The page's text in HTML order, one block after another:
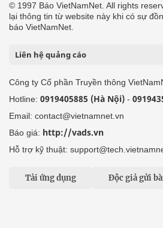
© 1997 Báo VietNamNet. All rights
lại thông tin từ website này khi có sự
báo VietNamNet.
Liên hệ quảng cáo
Công ty Cổ phần Truyền thông
Hotline: 0919405885 (Hà Nội) -
Email: contact@vietnamnet.vn
Báo giá: http://vads.vn
Hỗ trợ kỹ thuật:
Tải ứng dụng Độc giả gửi